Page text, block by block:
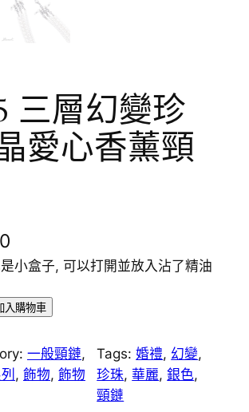
三層幻變珍
愛心香薰頸
小盒子, 可以打開並放入沾了精油
入購物車
一般頸鏈
, 飾物, 飾物
Tags:婚禮, 幻變
珍珠, 華麗, 銀色
頸鏈